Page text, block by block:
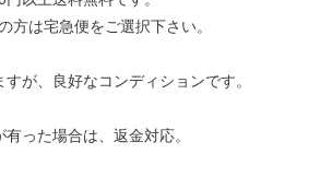
方は宅急便をご選択下さい。
が、良好なコンディションです。
った場合は、返金対応。